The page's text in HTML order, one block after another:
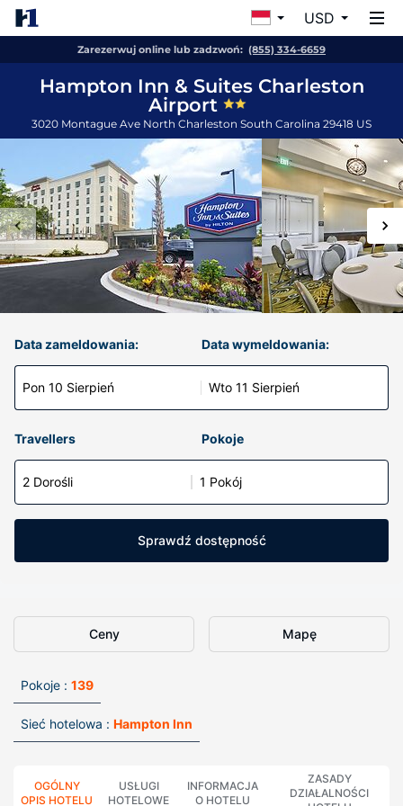
USD
Zarezerwuj online lub zadzwoń: (855) 334-6659
Hampton Inn & Suites Charleston
Airport
3020 Montague Ave North Charleston South Carolina 29418 US
Data zameldowania:
Pon 10 Sierpień
Data wymeldowania:
Wto 11 Sierpień
Travellers Pokoje
2 Dorośli 1 Pokój
Sprawdź dostępność
Ceny Mapę
Pokoje : 139
Sieć hotelowa : Hampton Inn
OGÓLNY
OPIS HOTELU
USŁUGI
HOTELOWE
INFORMACJA
O HOTELU
ZASADY
DZIAŁALNOŚCI